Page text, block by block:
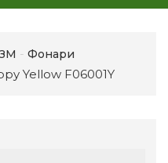
Фонари
Yellow F06001Y